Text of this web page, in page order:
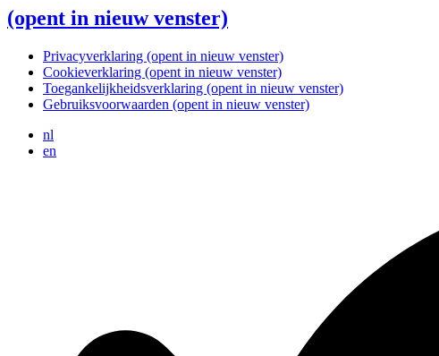
(opent in nieuw venster)
Privacyverklaring (opent in nieuw venster)
Cookieverklaring (opent in nieuw venster)
Toegankelijkheidsverklaring (opent in nieuw venster)
Gebruiksvoorwaarden (opent in nieuw venster)
nl
en